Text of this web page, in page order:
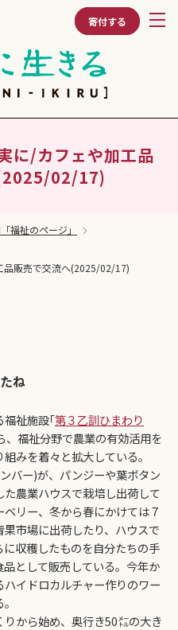
寄付する
に/カフェや加工品
02/17)
福祉のページ」
品販売で交流へ(2025/02/17)
ね
祉施設｢第３乙訓ひまわり
、福祉分野で農業の有効活用を
みを着々と拡大している。
バー)が、パンジーや葉ボタン
農業ハウスで栽培し出荷して
リー、冬から春にかけては７
市場に出荷したり、ハウスで
収穫したものを自分たちの手
として販売している。今年か
イドロカルチャー作りのワー
から始め、奥行き50㍍の大き